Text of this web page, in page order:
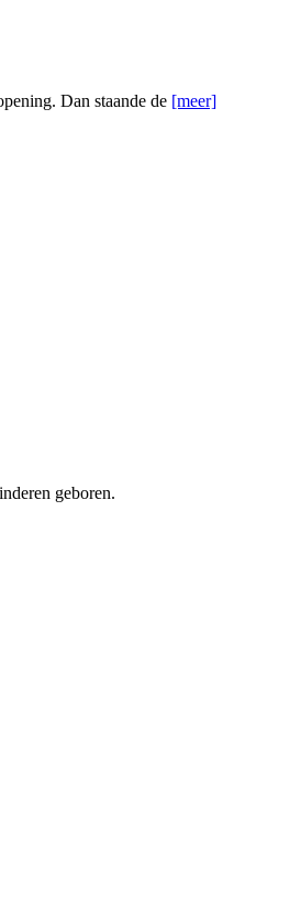
Dan staande de [meer]
geboren.